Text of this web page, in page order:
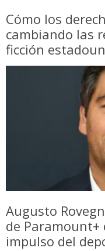
Cómo los
cambiando las
ficción
Augusto
de
impulso del